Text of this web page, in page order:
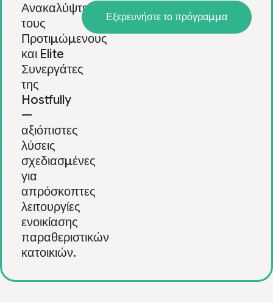
Ανακαλύψτε
τους
Προτιμώμενους
και Elite
Συνεργάτες
της
Hostfully
—
αξιόπιστες
λύσεις
σχεδιασμένες
για
απρόσκοπτες
λειτουργίες
ενοικίασης
παραθεριστικών
κατοικιών.
Εξερευνήστε το πρόγραμμα